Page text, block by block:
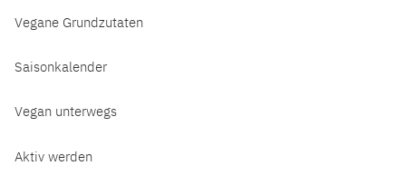
Vegane Grundzutaten
Saisonkalender
Vegan unterwegs
Aktiv werden